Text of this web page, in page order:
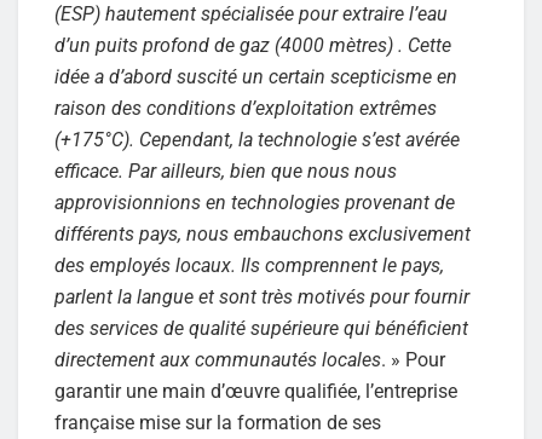
(ESP) hautement spécialisée pour extraire l’eau
d’un puits profond de gaz (4000 mètres) . Cette
idée a d’abord suscité un certain scepticisme en
raison des conditions d’exploitation extrêmes
(+175°C). Cependant, la technologie s’est avérée
efficace. Par ailleurs, bien que nous nous
approvisionnions en technologies provenant de
différents pays, nous embauchons exclusivement
des employés locaux. Ils comprennent le pays,
parlent la langue et sont très motivés pour fournir
des services de qualité supérieure qui bénéficient
directement aux communautés locales. » Pour
garantir une main d’œuvre qualifiée, l’entreprise
française mise sur la formation de ses